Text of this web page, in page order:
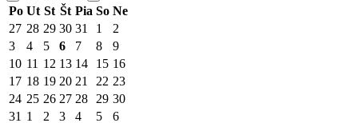
Po Ut St Št Pia So Ne
27 28 29 30 31 1
2
3
4 5 6 7 8
9
10 11 12 13 14 15 16
17 18 19 20 21 22 23
24 25 26 27 28 29 30
31 1 2 3 4 5 6